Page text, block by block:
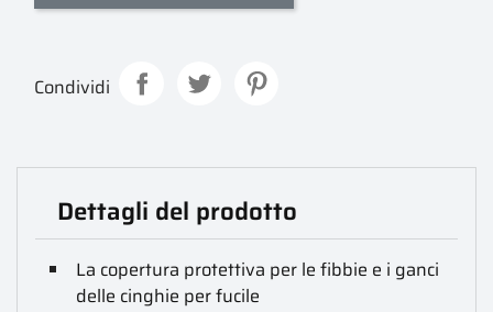
Condividi
Dettagli del prodotto
La copertura protettiva per le fibbie e i ganci
delle cinghie per fucile